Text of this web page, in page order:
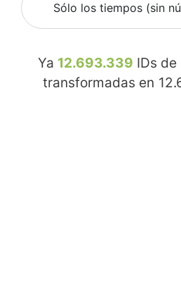
Sólo los tiempos (sin
Ya 12.693.339 IDs
transformadas en